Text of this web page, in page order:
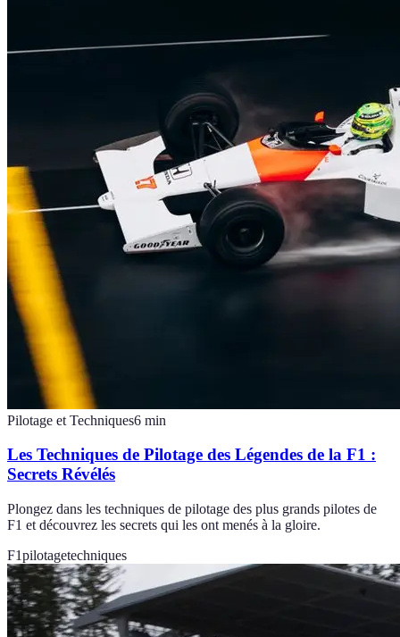
Pilotage et Techniques6 min
Les Techniques de Pilotage des Légendes de la F1 :
Secrets Révélés
Plongez dans les techniques de pilotage des plus grands pilotes de
F1 et découvrez les secrets qui les ont menés à la gloire.
F1pilotagetechniques